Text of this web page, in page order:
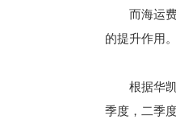
而海运
的提升作用。
根据华
季度，二季